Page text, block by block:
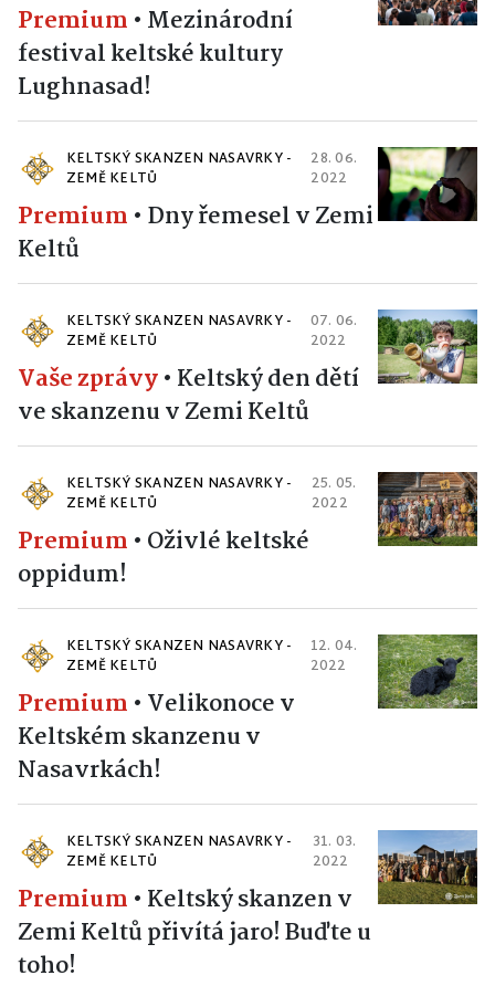
Premium • Mezinárodní
festival keltské kultury
Lughnasad!
KELTSKÝ SKANZEN NASAVRKY -
ZEMĚ KELTŮ
28. 06.
2022
Premium • Dny řemesel v Zemi
Keltů
KELTSKÝ SKANZEN NASAVRKY -
ZEMĚ KELTŮ
07. 06.
2022
Vaše zprávy• Keltský den dětí
ve skanzenu v Zemi Keltů
KELTSKÝ SKANZEN NASAVRKY -
ZEMĚ KELTŮ
25. 05.
2022
Premium • Oživlé keltské
oppidum!
KELTSKÝ SKANZEN NASAVRKY -
ZEMĚ KELTŮ
12. 04.
2022
Premium • Velikonoce v
Keltském skanzenu v
Nasavrkách!
KELTSKÝ SKANZEN NASAVRKY -
ZEMĚ KELTŮ
31. 03.
2022
Premium • Keltský skanzen v
Zemi Keltů přivítá jaro! Buďte u
toho!